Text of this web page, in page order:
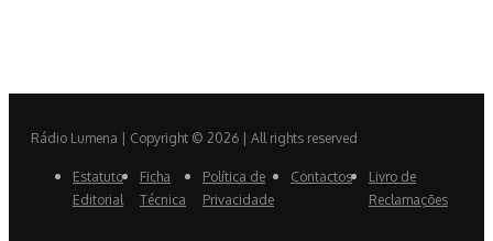
Rádio Lumena | Copyright © 2026 | All rights reserved
Estatuto
Editorial
Ficha
Técnica
Política de
Privacidade
Contactos
Livro de
Reclamações